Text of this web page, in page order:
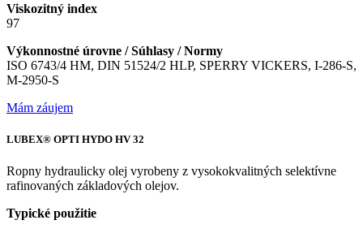
Viskozitný index
97
Výkonnostné úrovne / Súhlasy / Normy
ISO 6743/4 HM, DIN 51524/2 HLP, SPERRY VICKERS, I-286-S,
M-2950-S
Mám záujem
LUBEX® OPTI HYDO HV 32
Ropny hydraulicky olej vyrobeny z vysokokvalitných selektívne
rafinovaných základových olejov.
Typické použitie